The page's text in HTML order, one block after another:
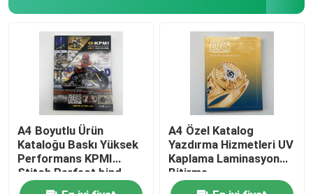
A4 Boyutlu Ürün
Kataloğu Baskı Yüksek
Performans KPMI
Stitch Perfect bind
A4 Özel Katalog
Yazdırma Hizmetleri UV
Kaplama Laminasyon
Bitirme